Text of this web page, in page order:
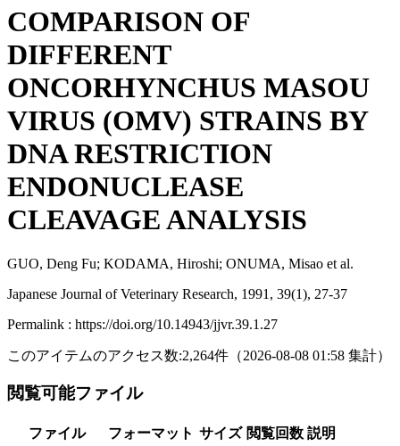
COMPARISON OF
DIFFERENT
ONCORHYNCHUS MASOU
VIRUS (OMV) STRAINS BY
DNA RESTRICTION
ENDONUCLEASE
CLEAVAGE ANALYSIS
GUO, Deng Fu; KODAMA, Hiroshi; ONUMA, Misao et al.
Japanese Journal of Veterinary Research, 1991, 39(1), 27-37
Permalink : https://doi.org/10.14943/jjvr.39.1.27
このアイテムのアクセス数:2,264件 （2026-08-08 01:58 集計）
閲覧可能ファイル
ファイル フォーマット サイズ 閲覧回数 説明